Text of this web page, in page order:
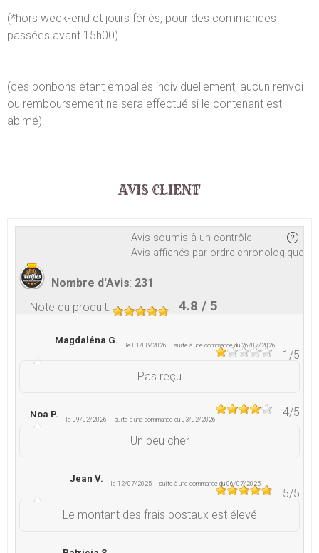
(*hors week-end et jours fériés, pour des commandes
passées avant 15h00)
(ces bonbons étant emballés individuellement, aucun renvoi
ou remboursement ne sera effectué si le contenant est
abimé).
AVIS CLIENT
Avis soumis à un contrôle
Avis affichés par ordre chronologique
Nombre d'Avis: 231
Note du produit: 4.8 / 5
Magdaléna G. le 01/08/2026 suite à une commande du 26/07/2026
1 /5
Pas reçu
Noa P. le 09/02/2026 suite à une commande du 03/02/2026
4/5
Un peu cher
Jean V. le 12/07/2025 suite à une commande du 06/07/2025
5/5
Le montant des frais postaux est élevé